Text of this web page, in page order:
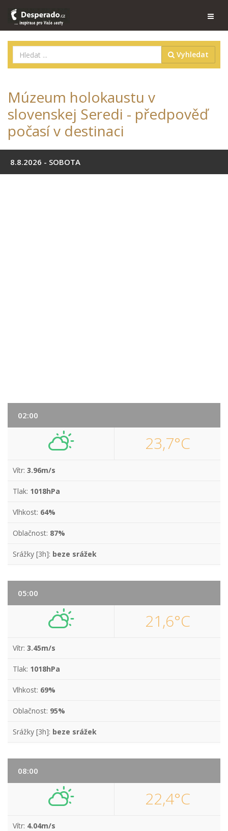
Vyhledat
Múzeum holokaustu v
slovenskej Seredi - předpověď
počasí v destinaci
8.8.2026 - SOBOTA
02:00
23,7°C
Vítr: 3.96m/s
Tlak: 1018hPa
Vlhkost: 64%
Oblačnost: 87%
Srážky [3h]: beze srážek
05:00
21,6°C
Vítr: 3.45m/s
Tlak: 1018hPa
Vlhkost: 69%
Oblačnost: 95%
Srážky [3h]: beze srážek
08:00
22,4°C
Vítr: 4.04m/s